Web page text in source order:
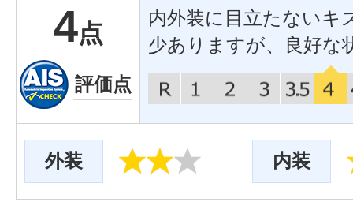
4点
評価点
内外装に目立たないキ
少ありますが、良好な
外装 内装